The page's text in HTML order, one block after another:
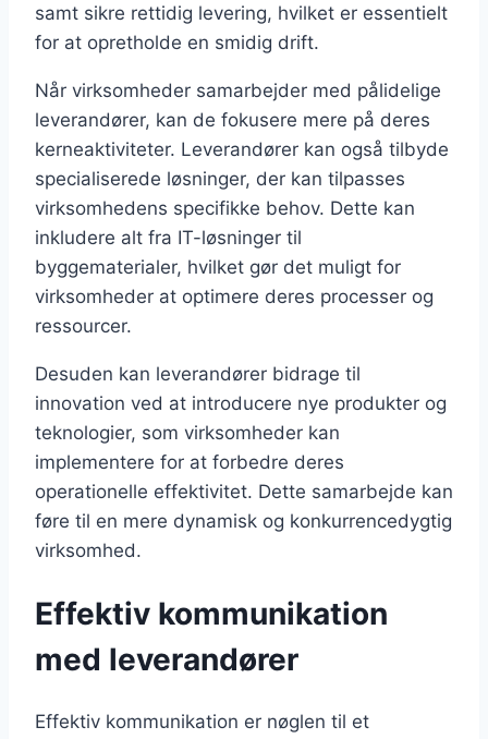
samt sikre rettidig levering, hvilket er essentielt
for at opretholde en smidig drift.
Når virksomheder samarbejder med pålidelige
leverandører, kan de fokusere mere på deres
kerneaktiviteter. Leverandører kan også tilbyde
specialiserede løsninger, der kan tilpasses
virksomhedens specifikke behov. Dette kan
inkludere alt fra IT-løsninger til
byggematerialer, hvilket gør det muligt for
virksomheder at optimere deres processer og
ressourcer.
Desuden kan leverandører bidrage til
innovation ved at introducere nye produkter og
teknologier, som virksomheder kan
implementere for at forbedre deres
operationelle effektivitet. Dette samarbejde kan
føre til en mere dynamisk og konkurrencedygtig
virksomhed.
Effektiv kommunikation
med leverandører
Effektiv kommunikation er nøglen til et